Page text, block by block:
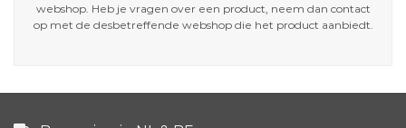
webshop. Heb je vragen over een product, neem dan contact
op met de desbetreffende webshop die het product aanbiedt.